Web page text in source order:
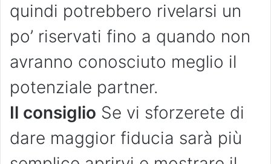
quindi potrebbero rivelarsi un
po’ riservati fino a quando non
avranno conosciuto meglio il
potenziale partner.
Il consiglio Se vi sforzerete di
dare maggior fiducia sarà più